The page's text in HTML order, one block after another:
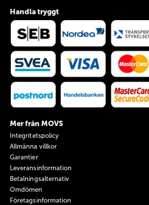
Handla tryggt
Mer från MOVS
Integritetspolicy
Allmänna villkor
Garantier
Leveransinformation
Betalningsalternativ
Omdömen
Företagsinformation